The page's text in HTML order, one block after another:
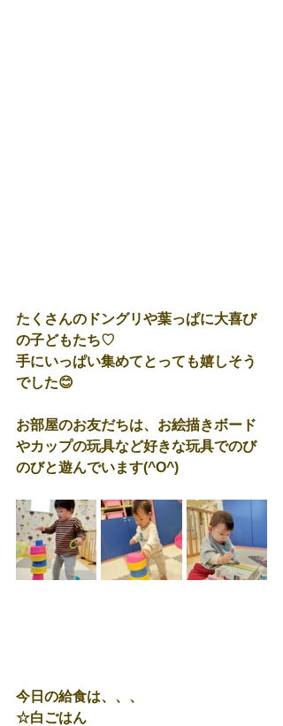
たくさんのドングリや葉っぱに大喜び
の子どもたち♡
手にいっぱい集めてとっても嬉しそう
でした😊
お部屋のお友だちは、お絵描きボード
やカップの玩具など好きな玩具でのび
のびと遊んでいます(^O^)
今日の給食は、、、
☆白ごはん